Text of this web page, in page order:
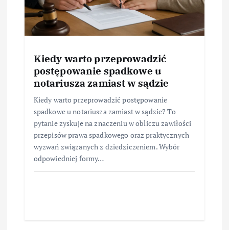
Kiedy warto przeprowadzić
postępowanie spadkowe u
notariusza zamiast w sądzie
Kiedy warto przeprowadzić postępowanie
spadkowe u notariusza zamiast w sądzie? To
pytanie zyskuje na znaczeniu w obliczu zawiłości
przepisów prawa spadkowego oraz praktycznych
wyzwań związanych z dziedziczeniem. Wybór
odpowiedniej formy…